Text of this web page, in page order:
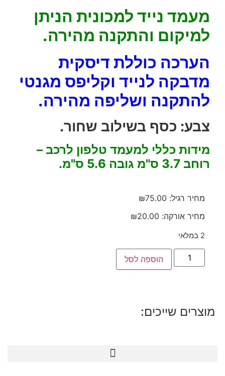
מעמד נייד למכונית הניתן
למיקום והתקנה מהירה.
הערכה כוללת דיסקית
מדבקה לנייד וקליפס מגנטי
להתקנה ושליפה מהירה.
צבע: כסף בשילוב שחור.
מידות כללי למעמד טלפון לרכב –
רוחב 3.7 ס"מ גובה 5.6 ס"מ.
מחיר רגיל: ₪75.00
מחיר אורקה:
₪20.00
2 במלאי
הוספה לסל
מוצרים שייכים: